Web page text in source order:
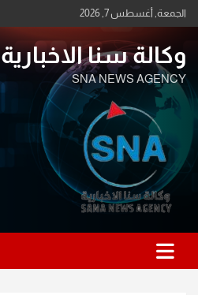
Skip
to
الجمعة, أغسطس 7, 2026
وكالة سنا الاخبارية
SNA NEWS AGENCY